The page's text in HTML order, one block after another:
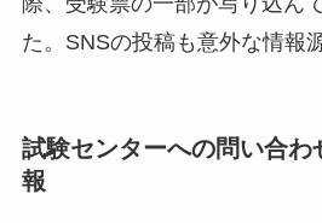
た。SNSの投稿も意外な情報
試験センターへの問い合わ
報